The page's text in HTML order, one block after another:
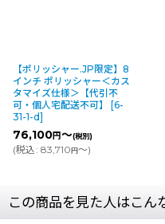
【ポリッシャー.JP限定】8
インチ ポリッシャー＜カス
タマイズ仕様＞【代引不
可・個人宅配送不可】
[6-
31-1-d]
76,100円～(税別)
(税込: 83,710円～)
この商品を見た人はこん